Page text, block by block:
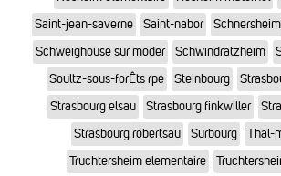
Saint-jean-saverne
Saint-nabor Schnersheim
Schweighouse sur moder
Schwindratzheim
Soultz-sous-forÊts rpe
Steinbourg
Strasbourg elsau
Strasbourg finkwiller
Strasbourg robertsau
Surbourg
Thal-
Truchtersheim elementaire